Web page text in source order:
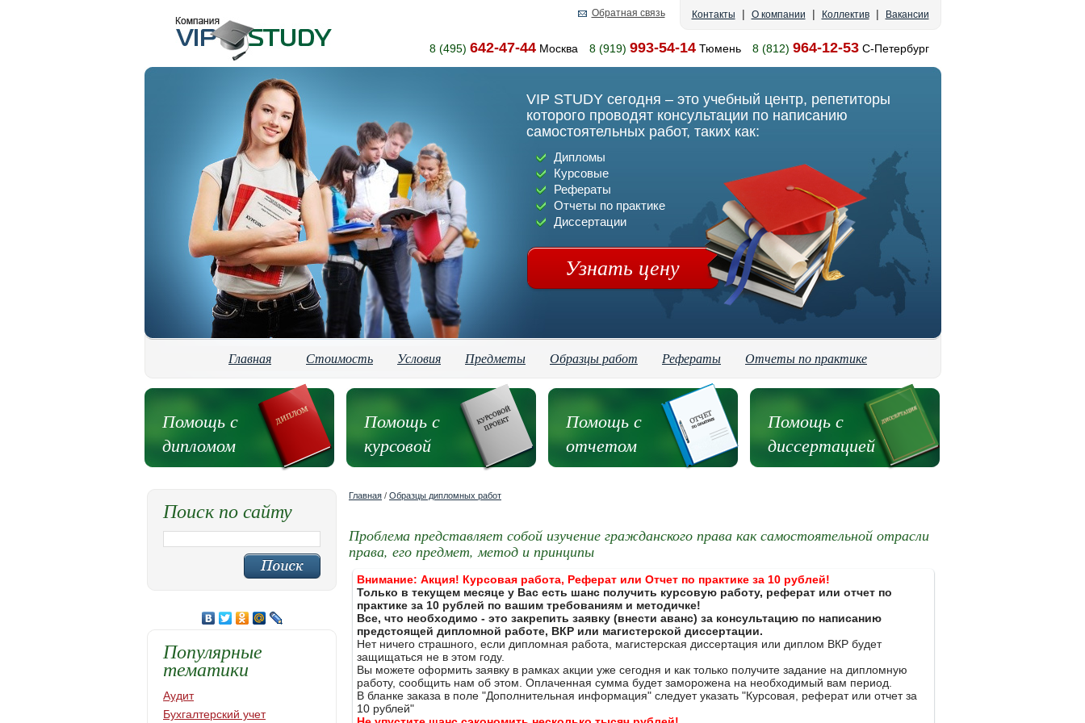
Контакты | О компании | Коллектив| Вакансии
Обратная связь
8 (495) 642-47-44Москва 8 (919) 993-54-14Тюмень 8 (812) 964-12-53С-Петербург
VIP STUDY сегодня – это учебный центр, репетиторы
которого проводят консультации по написанию
самостоятельных работ, таких как:
Дипломы
Курсовые
Рефераты
Отчеты по практике
Диссертации
Узнать цену
Главная Стоимость Условия Предметы Образцы работ Рефераты Отчеты по практике
Помощь с
дипломом
Помощь с
курсовой
Помощь с
отчетом
Помощь с
диссертацией
Главная / Образцы дипломных работ
Проблема представляет собой изучение гражданского права как самостоятельной отрасли
права, его предмет, метод и принципы
Внимание: Акция! Курсовая работа, Реферат или Отчет по практике за 10 рублей!
Только в текущем месяце у Вас есть шанс получить курсовую работу, реферат или отчет по
практике за 10 рублей по вашим требованиям и методичке!
Все, что необходимо - это закрепить заявку (внести аванс) за консультацию по написанию
предстоящей дипломной работе, ВКР или магистерской диссертации.
Нет ничего страшного, если дипломная работа, магистерская диссертация или диплом ВКР будет
защищаться не в этом году.
Вы можете оформить заявку в рамках акции уже сегодня и как только получите задание на дипломную
работу, сообщить нам об этом. Оплаченная сумма будет заморожена на необходимый вам период.
В бланке заказа в поле "Дополнительная информация" следует указать "Курсовая, реферат или отчет за
10 рублей"
Поиск по сайту
Популярные
тематики
Аудит
Бухгалтерский учет